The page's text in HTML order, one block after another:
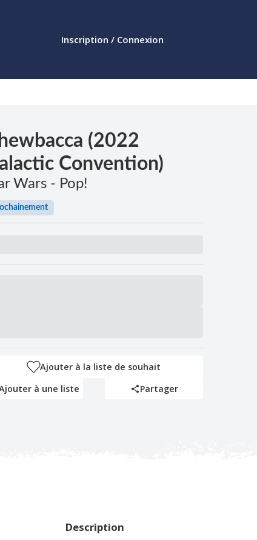
Inscription / Connexion
(2022
Convention)
Wars - Pop!
Ajouter à la liste de souhait
à une liste
Partager
Description